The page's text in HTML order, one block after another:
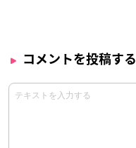
コメントを投稿する